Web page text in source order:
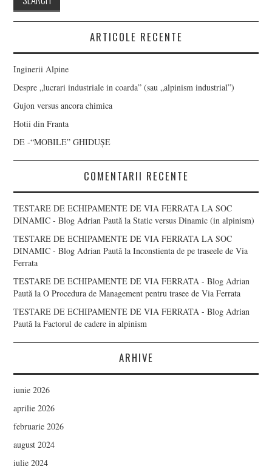
ARTICOLE RECENTE
Inginerii Alpine
Despre „lucrari industriale in coarda” (sau „alpinism industrial”)
Gujon versus ancora chimica
Hotii din Franta
DE -“MOBILE” GHIDUȘE
COMENTARII RECENTE
TESTARE DE ECHIPAMENTE DE VIA FERRATA LA SOC
DINAMIC - Blog Adrian Paută laStatic versus Dinamic (in alpinism)
TESTARE DE ECHIPAMENTE DE VIA FERRATA LA SOC
DINAMIC - Blog Adrian Paută laInconstienta de pe traseele de Via
Ferrata
TESTARE DE ECHIPAMENTE DE VIA FERRATA - Blog Adrian
Paută laO Procedura de Management pentru trasee de Via Ferrata
TESTARE DE ECHIPAMENTE DE VIA FERRATA - Blog Adrian
Paută laFactorul de cadere in alpinism
ARHIVE
iunie 2026
aprilie 2026
februarie 2026
august 2024
iulie 2024